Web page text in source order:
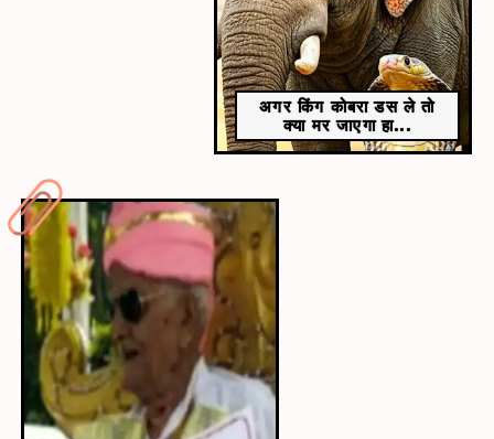
आपको इसी 66 को ढूंढने का चैलेंज पूरा करना है।
अगर किंग कोबरा डस ले तो
क्या मर जाएगा हा...